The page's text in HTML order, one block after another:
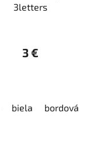
čierna fialová
3letters
3 €
biela bordová